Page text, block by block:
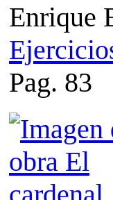
Enrique
Pag. 83